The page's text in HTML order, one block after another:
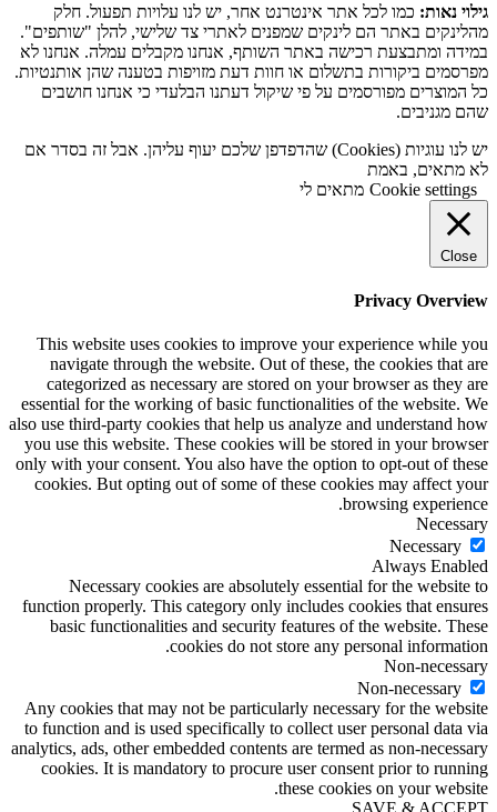
גילוי נאות: כמו לכל אתר אינטרנט אחר, יש לנו עלויות תפעול. חלק
מהלינקים באתר הם לינקים שמפנים לאתרי צד שלישי, להלן "שותפים".
במידה ומתבצעת רכישה באתר השותף, אנחנו מקבלים עמלה. אנחנו לא
מפרסמים ביקורות בתשלום או חוות דעת מזויפות בטענה שהן אותנטיות.
כל המוצרים מפורסמים על פי שיקול דעתנו הבלעדי כי אנחנו חושבים
שהם מגניבים.
יש לנו עוגיות (Cookies) שהדפדפן שלכם יעוף עליהן. אבל זה בסדר אם
לא מתאים, באמת
Cookie settings מתאים לי
Close
Privacy Overview
This website uses cookies to improve your experience while you
navigate through the website. Out of these, the cookies that are
categorized as necessary are stored on your browser as they are
essential for the working of basic functionalities of the website. We
also use third-party cookies that help us analyze and understand how
you use this website. These cookies will be stored in your browser
only with your consent. You also have the option to opt-out of these
cookies. But opting out of some of these cookies may affect your
browsing experience.
Necessary
Necessary
Always Enabled
Necessary cookies are absolutely essential for the website to
function properly. This category only includes cookies that ensures
basic functionalities and security features of the website. These
cookies do not store any personal information.
Non-necessary
Non-necessary
Any cookies that may not be particularly necessary for the website
to function and is used specifically to collect user personal data via
analytics, ads, other embedded contents are termed as non-necessary
cookies. It is mandatory to procure user consent prior to running
these cookies on your website.
SAVE & ACCEPT